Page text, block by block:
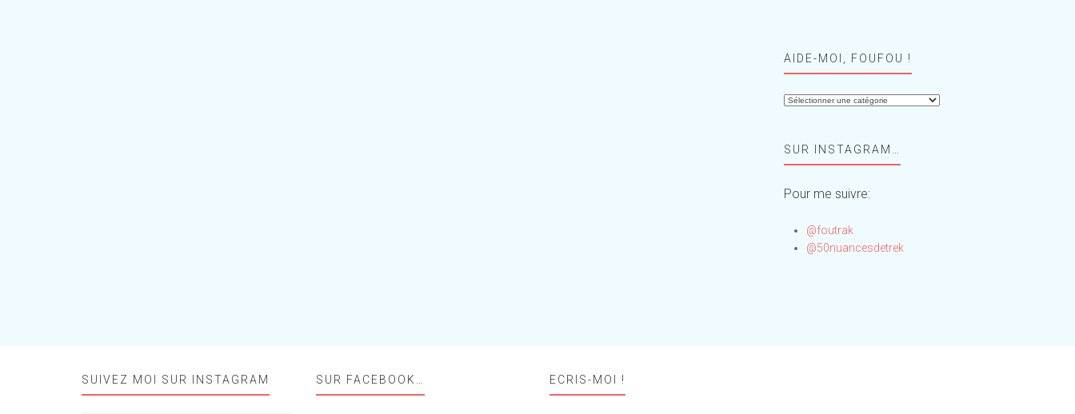
AIDE-MOI, FOUFOU !
Aide-
!SUR INSTAGRAM…
Pour me suivre:
@foutrak
@50nuancesdetrek
SUIVEZ MOI SUR INSTAGRAM SUR FACEBOOK… ECRIS-MOI !